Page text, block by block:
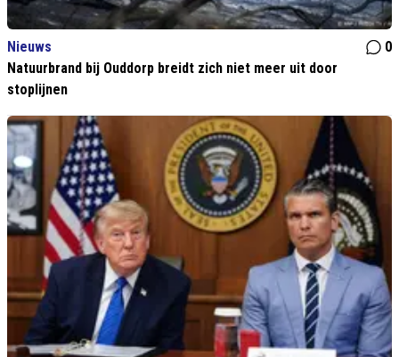
Nieuws
0
Natuurbrand bij Ouddorp breidt zich niet meer uit door
stoplijnen